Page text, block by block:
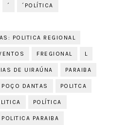
´ ´POLÍTICA
POLITICA REGIONAL
FREGIONAL L
DE UIRAÚNA PARAIBA
POÇO DANTAS POLITCA
POLÍTICA
POLITICA PARAIBA